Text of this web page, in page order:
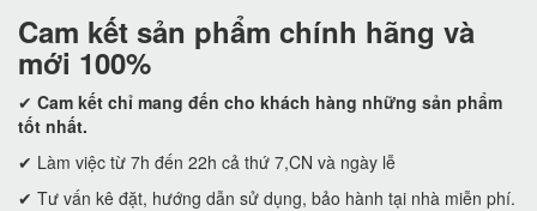
Cam kết sản phẩm chính hãng và
mới 100%
✔ Cam kết chỉ mang đến cho khách hàng những sản phẩm
tốt nhất.
✔ Làm việc từ 7h đến 22h cả thứ 7,CN và ngày lễ
✔ Tư vấn kê đặt, hướng dẫn sử dụng, bảo hành tại nhà miễn phí.